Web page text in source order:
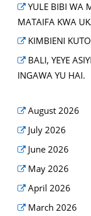
YULE BIBI WA
MATAIFA KWA
KIMBIENI
BALI, YEYE
INGAWA YU HAI.
August 2026
July 2026
June 2026
May 2026
April 2026
March 2026